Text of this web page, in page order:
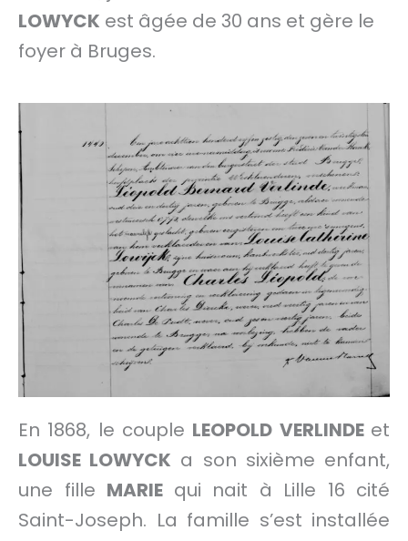
LOWYCK est âgée de 30 ans et gère le
foyer à Bruges.
En 1868, le couple LEOPOLD VERLINDE et
LOUISE LOWYCK a son sixième enfant,
une fille MARIE qui nait à Lille 16 cité
Saint-Joseph. La famille s’est installée